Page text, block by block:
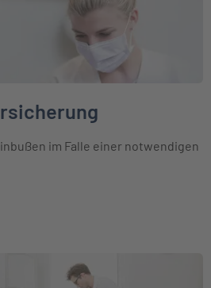
im Falle einer notwendigen
erfahren